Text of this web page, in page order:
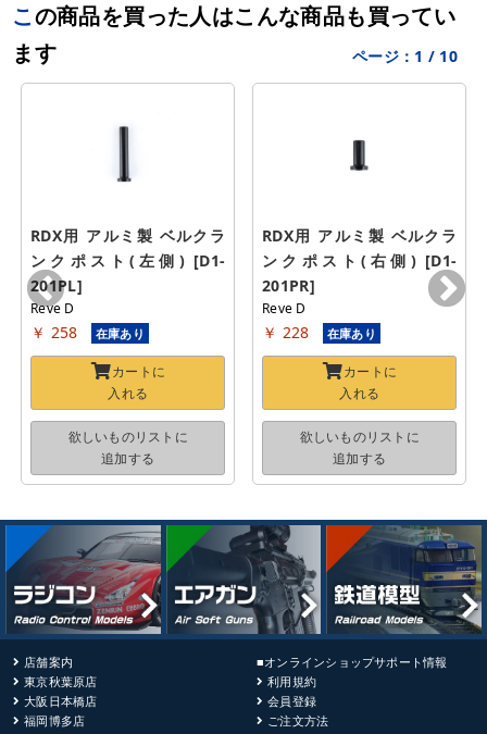
この商品を買った人はこんな商品も買ってい
ます
ページ： 1 / 10
RDX用 アルミ製 ベルクラ
ンクポスト(左側) [D1-
201PL]
Reve D
￥ 258 在庫あり
カートに
入れる
欲しいものリストに
追加する
RDX用 アルミ製 ベルクラ
ンクポスト(右側) [D1-
201PR]
Reve D
￥ 228 在庫あり
カートに
入れる
欲しいものリストに
追加する
店舗案内
東京秋葉原店
大阪日本橋店
福岡博多店
■オンラインショップサポート情報
利用規約
会員登録
ご注文方法